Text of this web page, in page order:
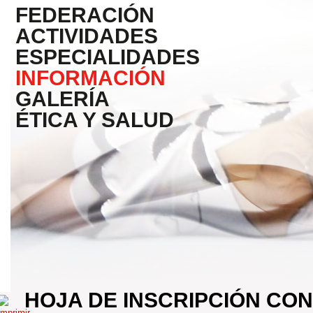
FEDERACIÓN
ACTIVIDADES
ESPECIALIDADES
INFORMACIÓN
GALERÍA
ÉTICA Y SALUD
HOJA DE INSCRIPCIÓN